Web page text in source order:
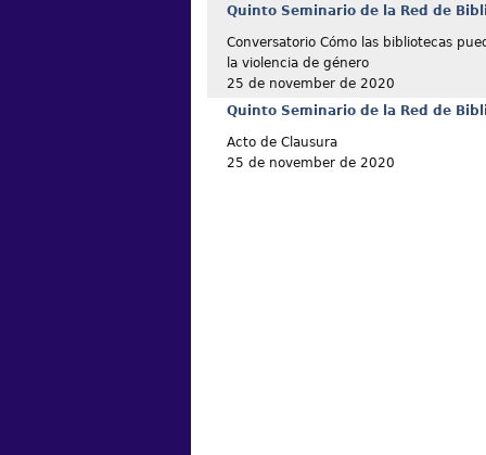
Quinto Seminario de la Red de
Conversatorio Cómo las bibliotecas
la violencia de género
25 de november de 2020
Quinto Seminario de la Red de
Acto de Clausura
25 de november de 2020